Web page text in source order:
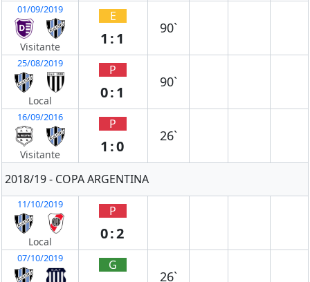
01/09/2019
Visitante
E
1:1
90`
25/08/2019
Local
P
0:1
90`
16/09/2016
Visitante
P
1:0
26`
2018/19 - COPA ARGENTINA
11/10/2019
Local
P
0:2
07/10/2019 G
26`